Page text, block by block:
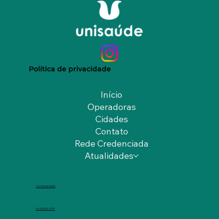
Política de privacidade
Início
Operadoras
Cidades
Contato
Rede Credenciada
Atualidades
(12) 9.9740-6958
(11) 9.9553-7374